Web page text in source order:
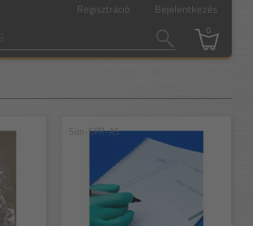
Regisztráció Bejelentkezés
0
Sun-SPR-A5